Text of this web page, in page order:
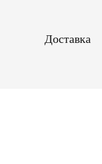
Доставка